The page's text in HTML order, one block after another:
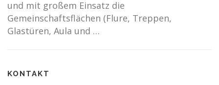
und mit großem Einsatz die
Gemeinschaftsflächen (Flure, Treppen,
Glastüren, Aula und …
KONTAKT